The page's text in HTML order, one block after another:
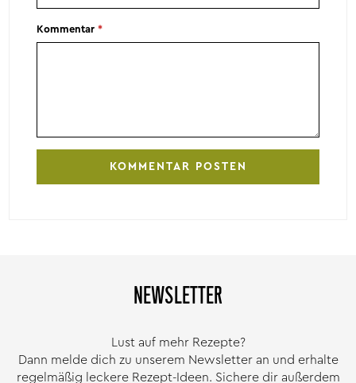
Kommentar*
NEWSLETTER
Lust auf mehr Rezepte?
Dann melde dich zu unserem Newsletter an und erhalte
regelmäßig leckere Rezept-Ideen. Sichere dir außerdem